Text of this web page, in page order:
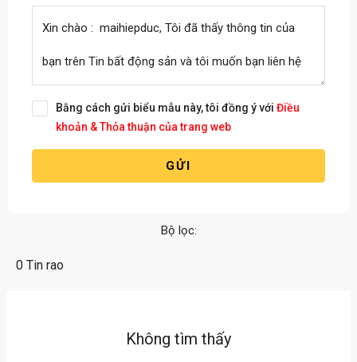
Bằng cách gửi biểu mẫu này, tôi đồng ý với Điều
khoản & Thỏa thuận của trang web
GỬI
0 Tin rao
Bộ lọc:
Không tìm thấy